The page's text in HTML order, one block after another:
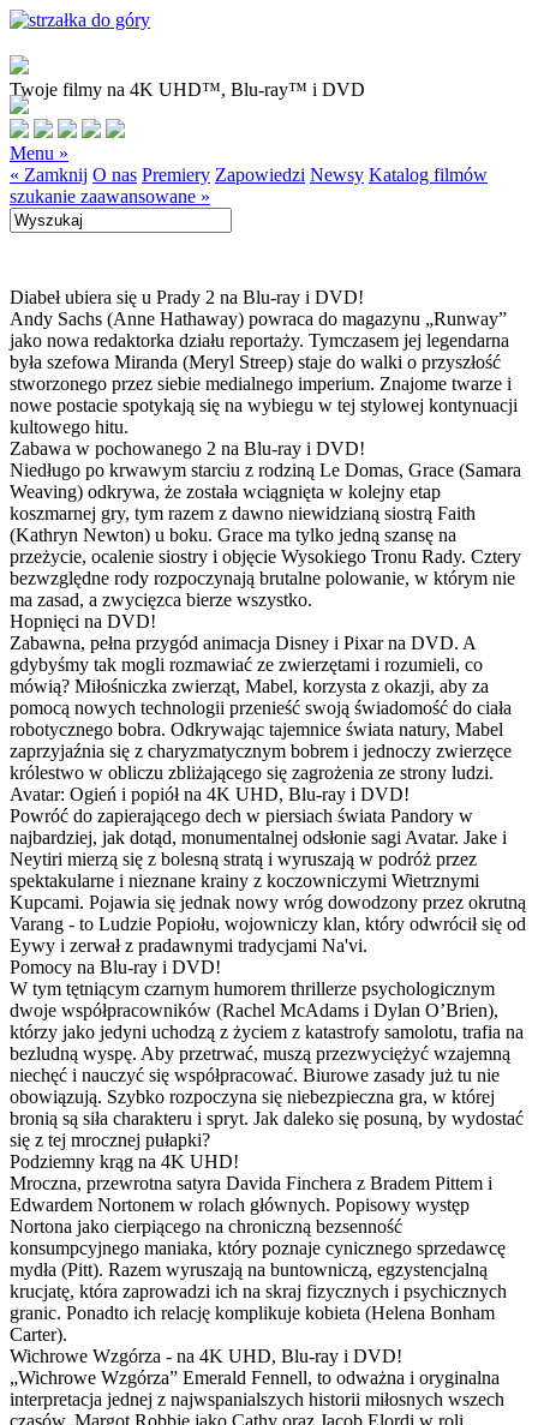
Twoje filmy na 4K UHD™, Blu-ray™ i DVD
Menu »
« Zamknij O nas Premiery Zapowiedzi Newsy Katalog filmów
szukanie zaawansowane »
Diabeł ubiera się u Prady 2 na Blu-ray i DVD!
Andy Sachs (Anne Hathaway) powraca do magazynu „Runway”
jako nowa redaktorka działu reportaży. Tymczasem jej legendarna
była szefowa Miranda (Meryl Streep) staje do walki o przyszłość
stworzonego przez siebie medialnego imperium. Znajome twarze i
nowe postacie spotykają się na wybiegu w tej stylowej kontynuacji
kultowego hitu.
Zabawa w pochowanego 2 na Blu-ray i DVD!
Niedługo po krwawym starciu z rodziną Le Domas, Grace (Samara
Weaving) odkrywa, że została wciągnięta w kolejny etap
koszmarnej gry, tym razem z dawno niewidzianą siostrą Faith
(Kathryn Newton) u boku. Grace ma tylko jedną szansę na
przeżycie, ocalenie siostry i objęcie Wysokiego Tronu Rady. Cztery
bezwzględne rody rozpoczynają brutalne polowanie, w którym nie
ma zasad, a zwycięzca bierze wszystko.
Hopnięci na DVD!
Zabawna, pełna przygód animacja Disney i Pixar na DVD. A
gdybyśmy tak mogli rozmawiać ze zwierzętami i rozumieli, co
mówią? Miłośniczka zwierząt, Mabel, korzysta z okazji, aby za
pomocą nowych technologii przenieść swoją świadomość do ciała
robotycznego bobra. Odkrywając tajemnice świata natury, Mabel
zaprzyjaźnia się z charyzmatycznym bobrem i jednoczy zwierzęce
królestwo w obliczu zbliżającego się zagrożenia ze strony ludzi.
Avatar: Ogień i popiół na 4K UHD, Blu-ray i DVD!
Powróć do zapierającego dech w piersiach świata Pandory w
najbardziej, jak dotąd, monumentalnej odsłonie sagi Avatar. Jake i
Neytiri mierzą się z bolesną stratą i wyruszają w podróż przez
spektakularne i nieznane krainy z koczowniczymi Wietrznymi
Kupcami. Pojawia się jednak nowy wróg dowodzony przez okrutną
Varang - to Ludzie Popiołu, wojowniczy klan, który odwrócił się od
Eywy i zerwał z pradawnymi tradycjami Na'vi.
Pomocy na Blu-ray i DVD!
W tym tętniącym czarnym humorem thrillerze psychologicznym
dwoje współpracowników (Rachel McAdams i Dylan O’Brien),
którzy jako jedyni uchodzą z życiem z katastrofy samolotu, trafia na
bezludną wyspę. Aby przetrwać, muszą przezwyciężyć wzajemną
niechęć i nauczyć się współpracować. Biurowe zasady już tu nie
obowiązują. Szybko rozpoczyna się niebezpieczna gra, w której
bronią są siła charakteru i spryt. Jak daleko się posuną, by wydostać
się z tej mrocznej pułapki?
Podziemny krąg na 4K UHD!
Mroczna, przewrotna satyra Davida Finchera z Bradem Pittem i
Edwardem Nortonem w rolach głównych. Popisowy występ
Nortona jako cierpiącego na chroniczną bezsenność
konsumpcyjnego maniaka, który poznaje cynicznego sprzedawcę
mydła (Pitt). Razem wyruszają na buntowniczą, egzystencjalną
krucjatę, która zaprowadzi ich na skraj fizycznych i psychicznych
granic. Ponadto ich relację komplikuje kobieta (Helena Bonham
Carter).
Wichrowe Wzgórza - na 4K UHD, Blu-ray i DVD!
„Wichrowe Wzgórza” Emerald Fennell, to odważna i oryginalna
interpretacja jednej z najwspanialszych historii miłosnych wszech
czasów. Margot Robbie jako Cathy oraz Jacob Elordi w roli